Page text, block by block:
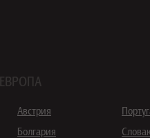
ЕВРОПА
Австрия
Болгария